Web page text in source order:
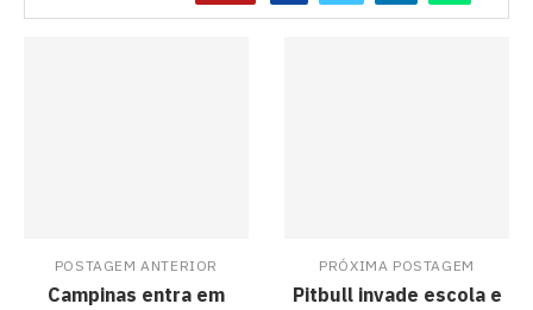
POSTAGEM ANTERIOR
Campinas entra em
PRÓXIMA POSTAGEM
Pitbull invade escola e